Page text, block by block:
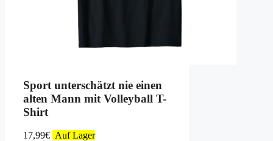
Sport unterschätzt nie einen
alten Mann mit Volleyball T-
Shirt
17,99€ Auf Lager